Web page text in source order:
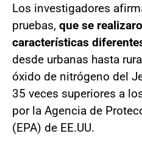
Los investigadores
pruebas, que se
características
desde urbanas hasta
óxido de nitrógeno del
35 veces superiores a
por la Agencia de
(EPA) de EE.UU.